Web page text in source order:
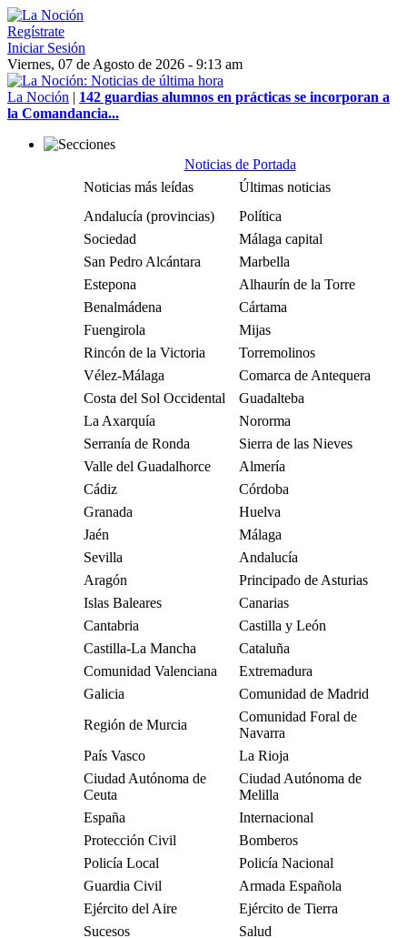
Regístrate
Iniciar Sesión
Viernes, 07 de Agosto de 2026 - 9:13 am
La Noción | 142 guardias alumnos en prácticas se incorporan a
la Comandancia...
Noticias de Portada
Noticias más leídas
Últimas noticias
Andalucía (provincias)
Política
Sociedad
Málaga capital
San Pedro Alcántara
Marbella
Estepona
Alhaurín de la Torre
Benalmádena
Cártama
Fuengirola
Mijas
Rincón de la Victoria
Torremolinos
Vélez-Málaga
Comarca de Antequera
Costa del Sol Occidental
Guadalteba
La Axarquía
Nororma
Serranía de Ronda
Sierra de las Nieves
Valle del Guadalhorce
Almería
Cádiz
Córdoba
Granada
Huelva
Jaén
Málaga
Sevilla
Andalucía
Aragón
Principado de Asturias
Islas Baleares
Canarias
Cantabria
Castilla y León
Castilla-La Mancha
Cataluña
Comunidad Valenciana
Extremadura
Galicia
Comunidad de Madrid
Región de Murcia
Comunidad Foral de
Navarra
País Vasco
La Rioja
Ciudad Autónoma de
Ceuta
Ciudad Autónoma de
Melilla
España
Internacional
Protección Civil
Bomberos
Policía Local
Policía Nacional
Guardia Civil
Armada Española
Ejército del Aire
Ejército de Tierra
Sucesos
Salud